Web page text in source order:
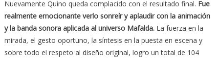
Nuevamente Quino queda complacido con el resultado final. Fue
realmente emocionante verlo sonreír y aplaudir con la animación
y la banda sonora aplicada al universo Mafalda. La fuerza en la
mirada, el gesto oportuno, la síntesis en la puesta en escena y
sobre todo el respeto al diseño original, logro un total de 104